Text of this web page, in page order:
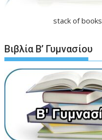
stack of books
Βιβλία Β’ Γυμνασίου